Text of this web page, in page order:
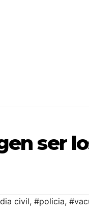
ser
civil, #policia,